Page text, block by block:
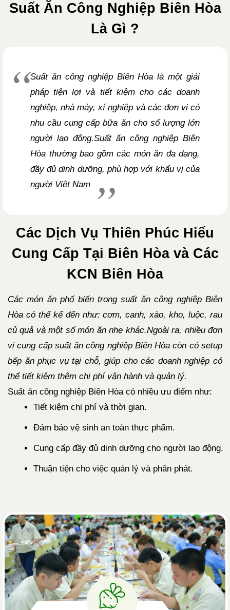
Suất Ăn Công Nghiệp Biên Hòa
Là Gì ?
Suất ăn công nghiệp Biên Hòa là một giải
pháp tiện lợi và tiết kiệm cho các doanh
nghiệp, nhà máy, xí nghiệp và các đơn vị có
nhu cầu cung cấp bữa ăn cho số lượng lớn
người lao động.Suất ăn công nghiệp Biên
Hòa thường bao gồm các món ăn đa dạng,
đầy đủ dinh dưỡng, phù hợp với khẩu vị của
người Việt Nam
Các Dịch Vụ Thiên Phúc Hiếu
Cung Cấp Tại Biên Hòa và Các
KCN Biên Hòa
Các món ăn phổ biến trong suất ăn công nghiệp Biên
Hòa có thể kể đến như: cơm, canh, xào, kho, luộc, rau
củ quả và một số món ăn nhẹ khác.Ngoài ra, nhiều đơn
vị cung cấp suất ăn công nghiệp Biên Hòa còn có setup
bếp ăn phục vụ tại chỗ, giúp cho các doanh nghiệp có
thể tiết kiệm thêm chi phí vận hành và quản lý.
Suất ăn công nghiệp Biên Hòa có nhiều ưu điểm như:
Tiết kiệm chi phí và thời gian.
Đảm bảo vệ sinh an toàn thực phẩm.
Cung cấp đầy đủ dinh dưỡng cho người lao động.
Thuận tiện cho việc quản lý và phân phát.